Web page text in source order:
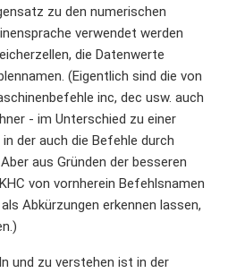
zu den numerischen
verwendet werden
die Datenwerte
(Eigentlich sind die von
inc, dec usw. auch
- im Unterschied zu einer
der auch die Befehle durch
aus Gründen der besseren
von vornherein Befehlsnamen
Abkürzungen erkennen lassen,
und zu verstehen ist in der